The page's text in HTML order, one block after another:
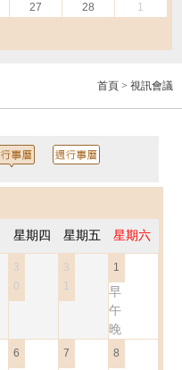
27 28 1
首頁 > 視訊會議
星期四 星期五 星期六
3
0
3
1
1
早
午
晚
6 7 8